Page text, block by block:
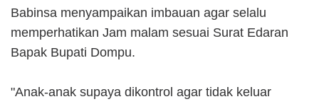
Babinsa menyampaikan imbauan agar selalu
memperhatikan Jam malam sesuai Surat Edaran
Bapak Bupati Dompu.
"Anak-anak supaya dikontrol agar tidak keluar